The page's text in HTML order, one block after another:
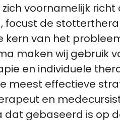
voornamelijk richt
focust de
kern van het
maken wij gebruik
en individuele
meest effectieve
en
gebaseerd is op de